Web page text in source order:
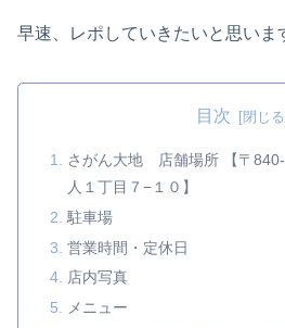
早速、レポしていきたいと思いま
目次
さがん大地 店舗場所 【〒
人１丁目７−１０】
駐車場
営業時間・定休日
店内写真
メニュー